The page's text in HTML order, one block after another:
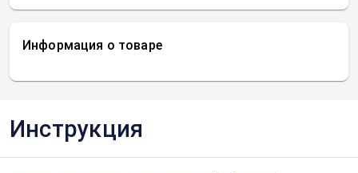
Информация о товаре
Инструкция